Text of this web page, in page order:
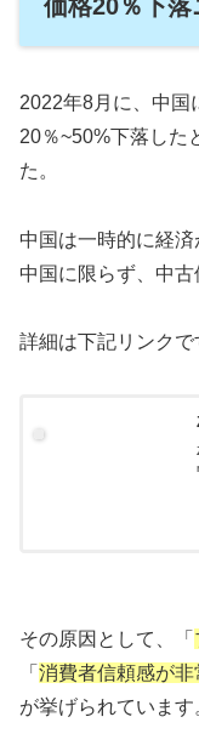
価格20％下落
2022年8月に、中
20％~50%下落した
た。
中国は一時的に経済
中国に限らず、中古
詳細は下記リンクで
その原因として、「
「 消費者信頼感が
が挙げられています